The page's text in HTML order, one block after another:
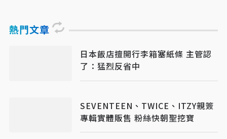
熱門文章
日本飯店擅開行李箱塞紙條 主管認
了：猛烈反省中
SEVENTEEN、TWICE、ITZY親簽
專輯實體販售 粉絲快朝聖挖寶